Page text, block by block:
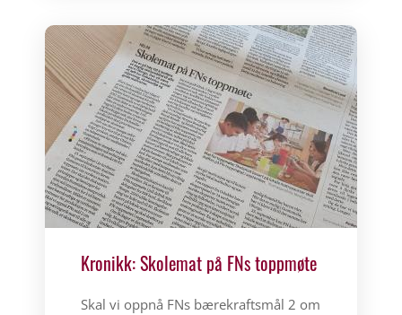
Kronikk: Skolemat på FNs toppmøte
Skal vi oppnå FNs bærekraftsmål 2 om